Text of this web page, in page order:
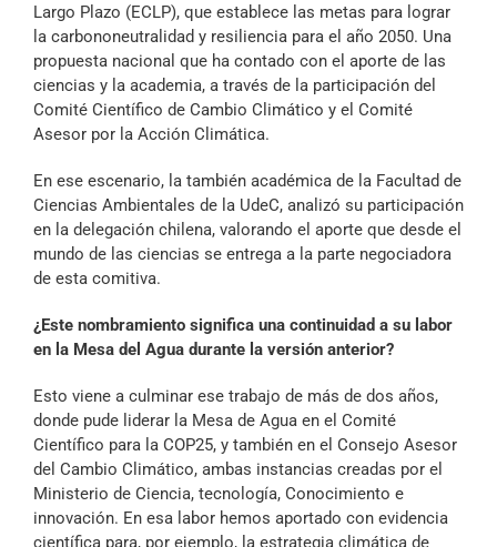
Largo Plazo (ECLP), que establece las metas para lograr
la carbononeutralidad y resiliencia para el año 2050. Una
propuesta nacional que ha contado con el aporte de las
ciencias y la academia, a través de la participación del
Comité Científico de Cambio Climático y el Comité
Asesor por la Acción Climática.
En ese escenario, la también académica de la Facultad de
Ciencias Ambientales de la UdeC, analizó su participación
en la delegación chilena, valorando el aporte que desde el
mundo de las ciencias se entrega a la parte negociadora
de esta comitiva.
¿Este nombramiento significa una continuidad a su labor
en la Mesa del Agua durante la versión anterior?
Esto viene a culminar ese trabajo de más de dos años,
donde pude liderar la Mesa de Agua en el Comité
Científico para la COP25, y también en el Consejo Asesor
del Cambio Climático, ambas instancias creadas por el
Ministerio de Ciencia, tecnología, Conocimiento e
innovación. En esa labor hemos aportado con evidencia
científica para, por ejemplo, la estrategia climática de